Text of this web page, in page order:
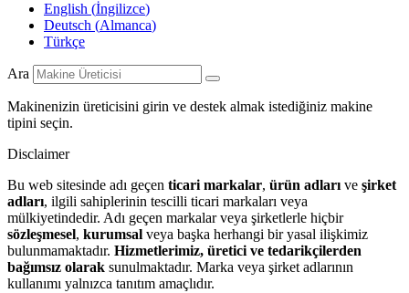
English (İngilizce)
Deutsch (Almanca)
Türkçe
Ara
Makinenizin üreticisini girin ve destek almak istediğiniz makine
tipini seçin.
Disclaimer
Bu web sitesinde adı geçen ticari markalar, ürün adları ve şirket
adları, ilgili sahiplerinin tescilli ticari markaları veya
mülkiyetindedir. Adı geçen markalar veya şirketlerle hiçbir
sözleşmesel, kurumsal veya başka herhangi bir yasal ilişkimiz
bulunmamaktadır. Hizmetlerimiz, üretici ve tedarikçilerden
bağımsız olarak sunulmaktadır. Marka veya şirket adlarının
kullanımı yalnızca tanıtım amaçlıdır.